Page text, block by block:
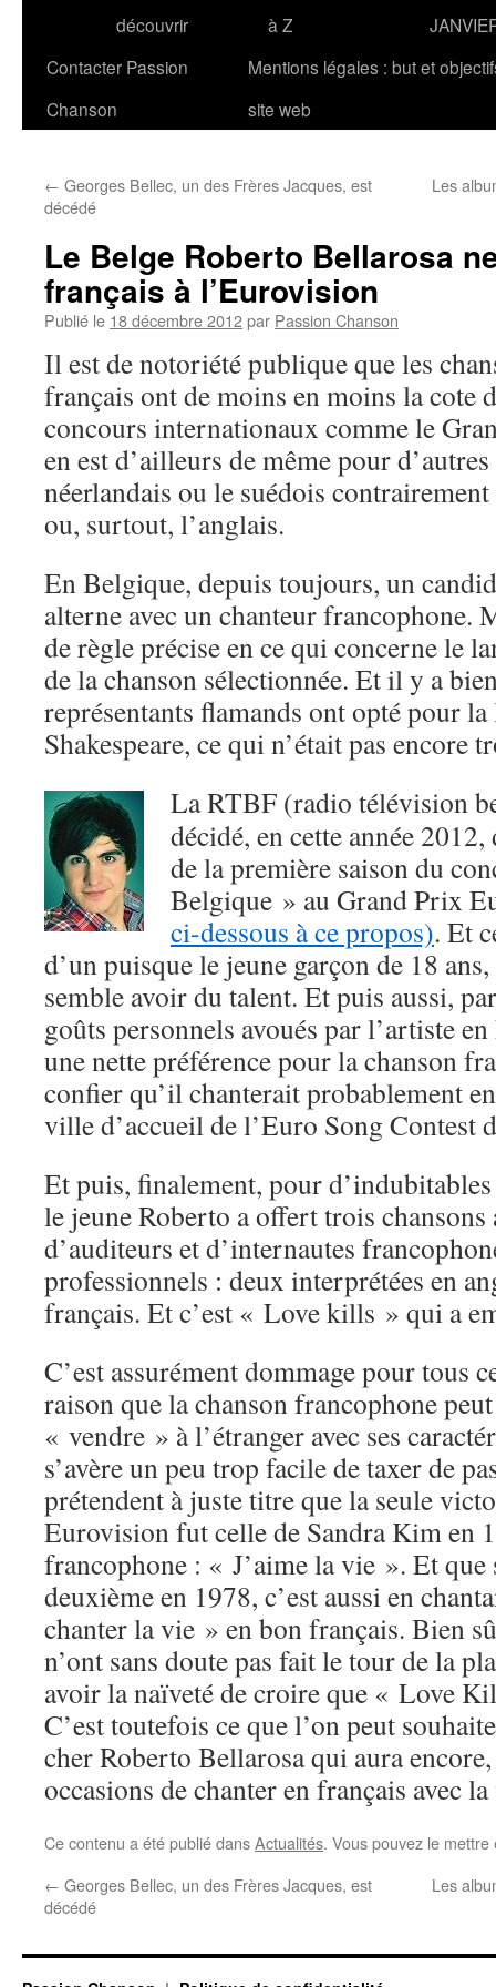
découvrir
à Z
Contacter Passion
Chanson
Mentions légales : but et
site web
← Georges Bellec, un des Frères Jacques, est
décédé
Les
Le Belge Roberto Bellarosa
français à l’Eurovision
Publié le 18 décembre 2012par Passion Chanson
Il est de notoriété publique que les
français ont de moins en moins la cote
concours internationaux comme le
en est d’ailleurs de même pour
néerlandais ou le suédois
ou, surtout, l’anglais.
En Belgique, depuis toujours, un
alterne avec un chanteur francophone.
de règle précise en ce qui concerne le
de la chanson sélectionnée. Et il y a
représentants flamands ont opté pour la
Shakespeare, ce qui n’était pas encore
La RTBF (radio télévision
décidé, en cette année
de la première saison du
Belgique » au Grand Prix
ci-dessous à ce propos). Et
d’un puisque le jeune garçon de 18
semble avoir du talent. Et puis aussi,
goûts personnels avoués par l’artiste
une nette préférence pour la chanson
confier qu’il chanterait probablement
ville d’accueil de l’Euro Song Contest
Et puis, finalement, pour
le jeune Roberto a offert trois
d’auditeurs et d’internautes
professionnels : deux interprétées en
français. Et c’est « Love kills » qui a
C’est assurément dommage pour tous
raison que la chanson francophone
« vendre » à l’étranger avec ses
s’avère un peu trop facile de taxer de
prétendent à juste titre que la seule
Eurovision fut celle de Sandra Kim en
francophone : « J’aime la vie ». Et que
deuxième en 1978, c’est aussi en
chanter la vie » en bon français. Bien
n’ont sans doute pas fait le tour de la
avoir la naïveté de croire que « Love
C’est toutefois ce que l’on peut
cher Roberto Bellarosa qui aura
occasions de chanter en français avec
Ce contenu a été publié dansActualités. Vous pouvez le
← Georges Bellec, un des Frères Jacques, est
décédé
Les